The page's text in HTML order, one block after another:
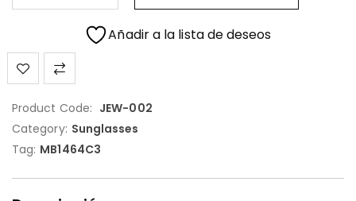
Añadir a la lista de deseos
Product Code: JEW-002
Category: Sunglasses
Tag: MB1464C3